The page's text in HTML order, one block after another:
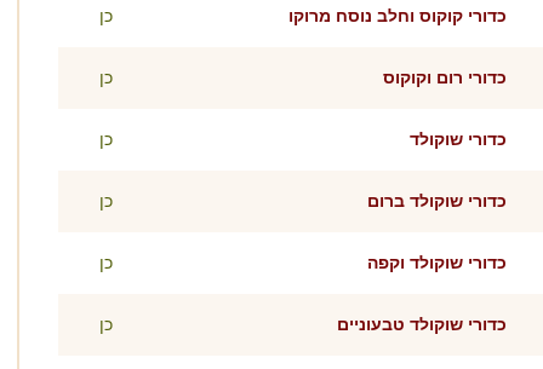
כדורי קוקוס וחלב נוסח מרוקו כן
כדורי רום וקוקוס כן
כדורי שוקולד כן
כדורי שוקולד ברום כן
כדורי שוקולד וקפה כן
כדורי שוקולד טבעוניים כן